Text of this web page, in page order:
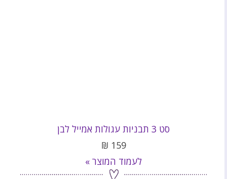
סט 3 תבניות עגולות אמייל לבן
159
₪
לעמוד המוצר »